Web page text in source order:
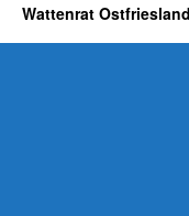
Wattenrat